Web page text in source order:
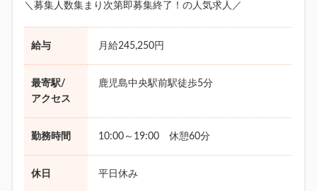
＼募集人数集まり次第即募集終了！の人気求人／
給与 月給245,250円
最寄駅/
アクセス
鹿児島中央駅前駅徒歩5分
勤務時間 10:00～19:00 休憩60分
休日 平日休み